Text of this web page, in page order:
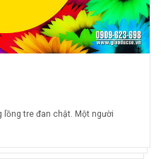
lồng tre đan chật. Một người